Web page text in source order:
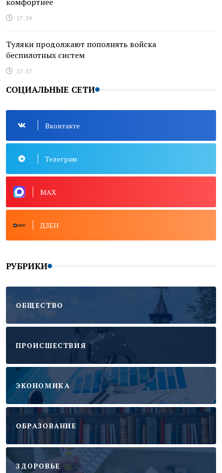
17:59
Туляки продолжают пополнять войска
беспилотных систем
17:57
СОЦИАЛЬНЫЕ СЕТИ
Вконтакте
Телеграм
MAX
ДЗЕН
РУБРИКИ
ОБЩЕСТВО
ПРОИСШЕСТВИЯ
ЭКОНОМИКА
ОБРАЗОВАНИЕ
ЗДОРОВЬЕ